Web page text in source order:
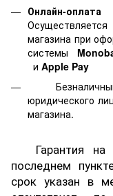
Онлайн-оплата
магазина при
системы
и Apple Pay
юридического
магазина.
Гарантия
последнем
срок указан в